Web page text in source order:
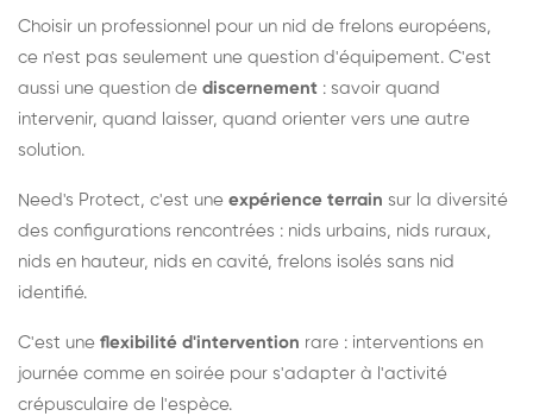
Choisir un professionnel pour un nid de frelons européens,
ce n'est pas seulement une question d'équipement. C'est
aussi une question de discernement : savoir quand
intervenir, quand laisser, quand orienter vers une autre
solution.
Need's Protect, c'est une expérience terrain sur la diversité
des configurations rencontrées : nids urbains, nids ruraux,
nids en hauteur, nids en cavité, frelons isolés sans nid
identifié.
C'est une flexibilité d'intervention rare : interventions en
journée comme en soirée pour s'adapter à l'activité
crépusculaire de l'espèce.